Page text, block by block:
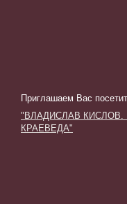
Приглашаем Вас
"ВЛАДИСЛАВ КИСЛОВ.
КРАЕВЕДА"